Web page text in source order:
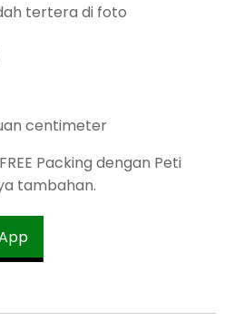
tertera di foto
centimeter
Packing dengan Peti
tambahan.